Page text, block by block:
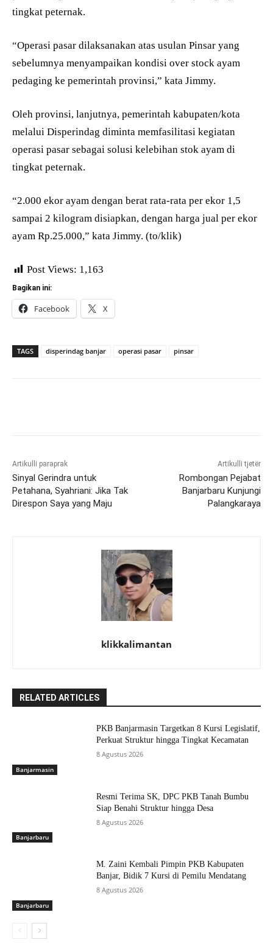
tingkat peternak.
“Operasi pasar dilaksanakan atas usulan Pinsar yang
sebelumnya menyampaikan kondisi over stock ayam
pedaging ke pemerintah provinsi,” kata Jimmy.
Oleh provinsi, lanjutnya, pemerintah kabupaten/kota
melalui Disperindag diminta memfasilitasi kegiatan
operasi pasar sebagai solusi kelebihan stok ayam di
tingkat peternak.
“2.000 ekor ayam dengan berat rata-rata per ekor 1,5
sampai 2 kilogram disiapkan, dengan harga jual per ekor
ayam Rp.25.000,” kata Jimmy. (to/klik)
Post Views: 1,163
Bagikan ini:
Facebook X
TAGS disperindag banjar operasi pasar pinsar
Artikulli paraprak
Sinyal Gerindra untuk
Petahana, Syahriani: Jika Tak
Direspon Saya yang Maju
Artikulli tjetër
Rombongan Pejabat
Banjarbaru Kunjungi
Palangkaraya
klikkalimantan
RELATED ARTICLES
Banjarmasin
PKB Banjarmasin Targetkan 8 Kursi Legislatif,
Perkuat Struktur hingga Tingkat Kecamatan
8 Agustus 2026
Banjarbaru
Resmi Terima SK, DPC PKB Tanah Bumbu
Siap Benahi Struktur hingga Desa
8 Agustus 2026
Banjarbaru
M. Zaini Kembali Pimpin PKB Kabupaten
Banjar, Bidik 7 Kursi di Pemilu Mendatang
8 Agustus 2026